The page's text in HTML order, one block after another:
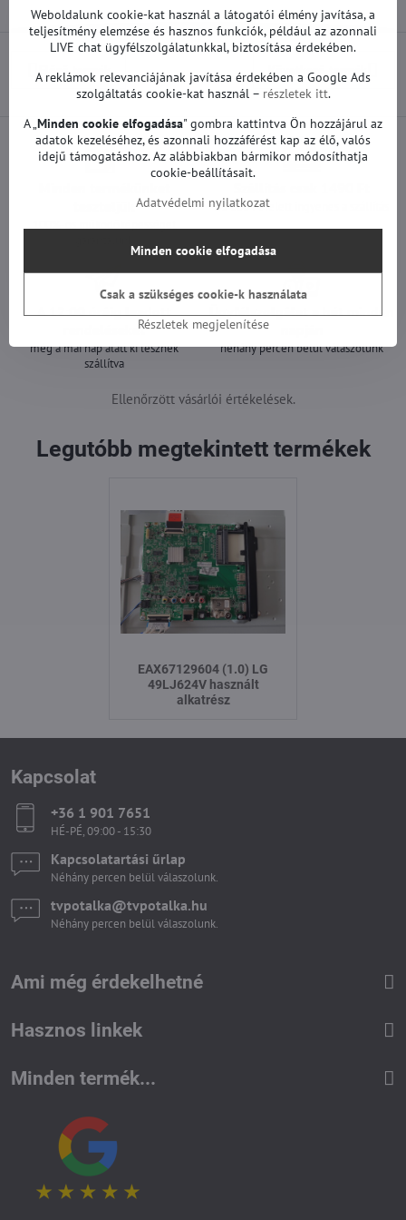
Előző termék Következő termék
25 000 Ft felett ingyenes a szállítás
A 12:00 óráig leadott
rendeléseket
még a mai nap alatt ki lesznek
szállítva
Ügyfélszolgálat a hét minden
néhány percen belül válaszolunk
Ellenőrzött vásárlói értékelések.
Legutóbb megtekintett termékek
EAX67129604 (1.0) LG
49LJ624V használt
alkatrész
Kapcsolat
+36 1 901 7651
HÉ-PÉ, 09:00 - 15:30
Kapcsolatartási űrlap
Néhány percen belül válaszolunk.
tvpotalka​@tvpotalka​.hu
Néhány percen belül válaszolunk.
Ami még érdekelhetné
Hasznos linkek
Minden termék...
Weboldalunk cookie-kat használ a látogatói élmény javítása, a
teljesítmény elemzése és hasznos funkciók, például az azonnali
LIVE chat ügyfélszolgálatunkkal, biztosítása érdekében.
A reklámok relevanciájának javítása érdekében a Google Ads
szolgáltatás cookie-kat használ – részletek itt.
A „ Minden cookie elfogadása" gombra kattintva Ön hozzájárul az
adatok kezeléséhez, és azonnali hozzáférést kap az élő, valós
idejű támogatáshoz. Az alábbiakban bármikor módosíthatja
cookie-beállításait.
Adatvédelmi nyilatkozat
Részletek megjelenítése
Minden cookie elfogadása
Csak a szükséges cookie-k használata